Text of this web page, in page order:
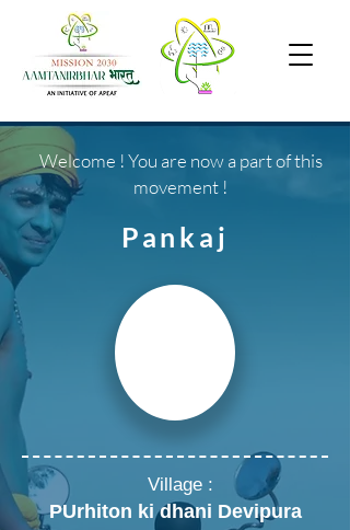
Pankaj
Village :
PUrhiton ki dhani Devipura
Welcome ! You are now a part of this
movement !